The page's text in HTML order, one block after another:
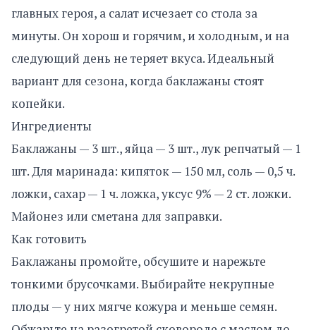
главных героя, а салат исчезает со стола за
минуты. Он хорош и горячим, и холодным, и на
следующий день не теряет вкуса. Идеальный
вариант для сезона, когда баклажаны стоят
копейки.
Ингредиенты
Баклажаны — 3 шт., яйца — 3 шт., лук репчатый — 1
шт. Для маринада: кипяток — 150 мл, соль — 0,5 ч.
ложки, сахар — 1 ч. ложка, уксус 9% — 2 ст. ложки.
Майонез или сметана для заправки.
Как готовить
Баклажаны промойте, обсушите и нарежьте
тонкими брусочками. Выбирайте некрупные
плоды — у них мягче кожура и меньше семян.